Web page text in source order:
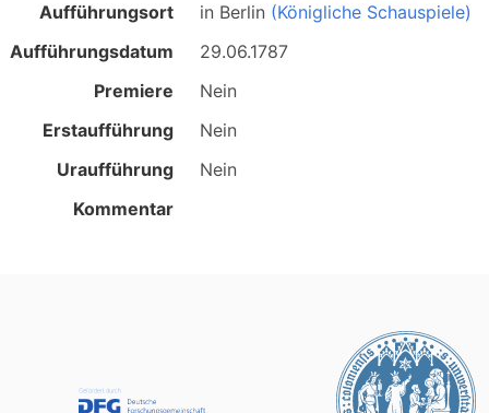
Aufführungsort
in Berlin (Königliche Schauspiele)
Aufführungsdatum
29.06.1787
Premiere
Nein
Erstaufführung
Nein
Uraufführung
Nein
Kommentar